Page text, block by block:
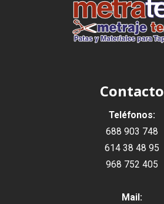
Contacto
Teléfonos:
688 903 748
614 38 48 95
968 752 405
Mail: